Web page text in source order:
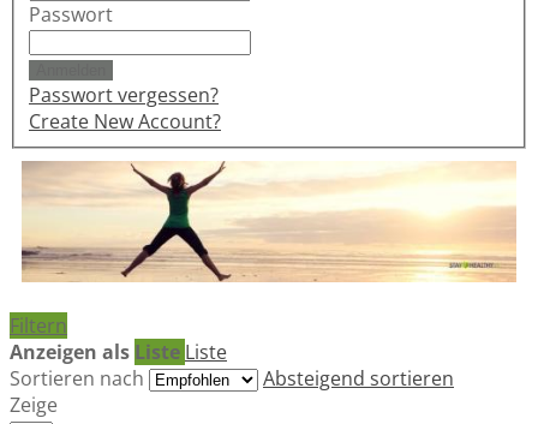
Passwort
Passwort vergessen?
Create New Account?
Filtern
Anzeigen als Liste Liste
Sortieren nach
Absteigend sortieren
Zeige